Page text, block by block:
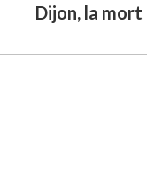
Dijon, la